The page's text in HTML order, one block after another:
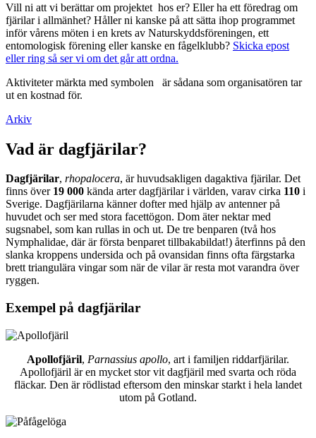
Vill ni att vi berättar om projektet hos er? Eller ha ett föredrag om
fjärilar i allmänhet? Håller ni kanske på att sätta ihop programmet
inför vårens möten i en krets av Naturskyddsföreningen, ett
entomologisk förening eller kanske en fågelklubb? Skicka epost
eller ring så ser vi om det går att ordna.
Aktiviteter märkta med symbolen
är sådana som organisatören tar
ut en kostnad för.
Arkiv
Vad är dagfjärilar?
Dagfjärilar, rhopalocera, är huvudsakligen dagaktiva fjärilar. Det
finns över 19 000 kända arter dagfjärilar i världen, varav cirka 110 i
Sverige. Dagfjärilarna känner dofter med hjälp av antenner på
huvudet och ser med stora facettögon. Dom äter nektar med
sugsnabel, som kan rullas in och ut. De tre benparen (två hos
Nymphalidae, där är första benparet tillbakabildat!) återfinns på den
slanka kroppens undersida och på ovansidan finns ofta färgstarka
brett triangulära vingar som när de vilar är resta mot varandra över
ryggen.
Exempel på dagfjärilar
Apollofjäril, Parnassius apollo, art i familjen riddarfjärilar.
Apollofjäril är en mycket stor vit dagfjäril med svarta och röda
fläckar. Den är rödlistad eftersom den minskar starkt i hela landet
utom på Gotland.